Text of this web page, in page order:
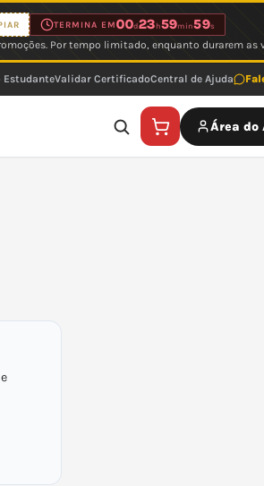
TERMINA EM00d23 h59min59s
Por tempo limitado, enquanto durarem as
EstudanteValidar CertificadoCentral de Ajuda
Área do